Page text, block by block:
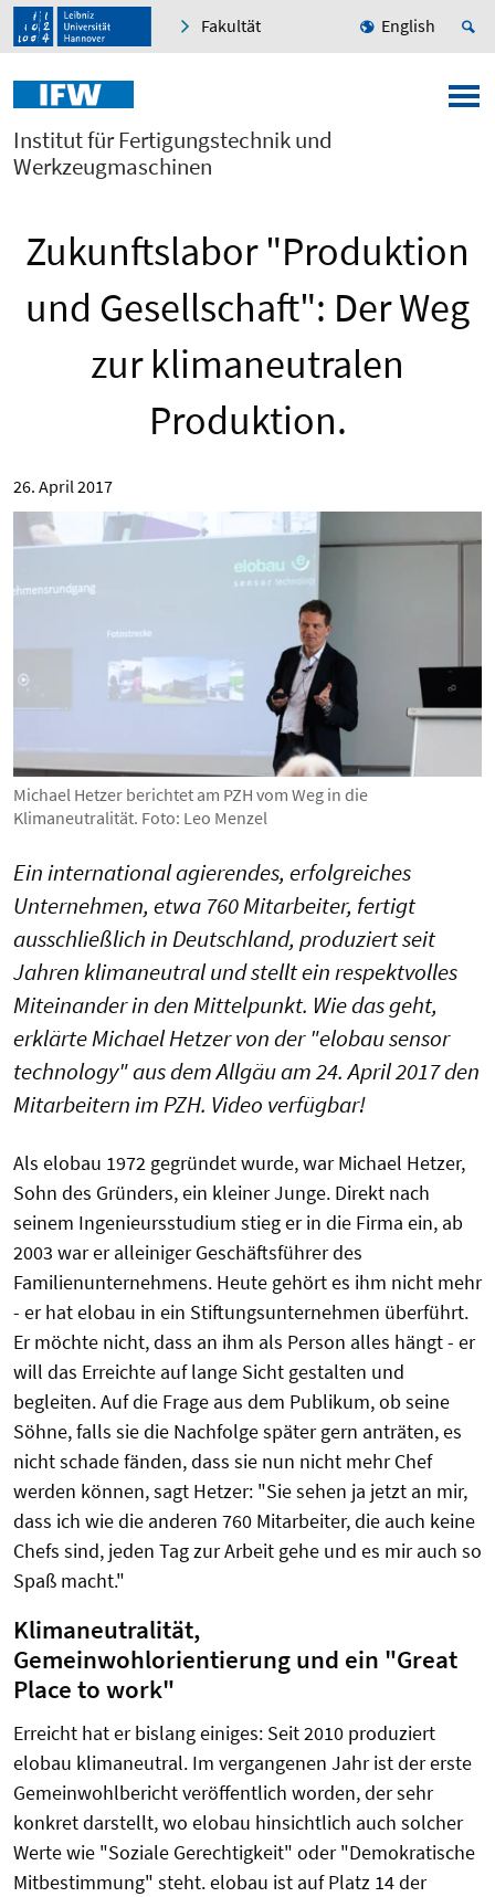
Fakultät English
Institut für Fertigungstechnik und
Werkzeugmaschinen
Zukunftslabor "Produktion
und Gesellschaft": Der Weg
zur klimaneutralen
Produktion.
26. April 2017
Michael Hetzer berichtet am PZH vom Weg in die
Klimaneutralität. Foto: Leo Menzel
Ein international agierendes, erfolgreiches
Unternehmen, etwa 760 Mitarbeiter, fertigt
ausschließlich in Deutschland, produziert seit
Jahren klimaneutral und stellt ein respektvolles
Miteinander in den Mittelpunkt. Wie das geht,
erklärte Michael Hetzer von der "elobau sensor
technology" aus dem Allgäu am 24. April 2017 den
Mitarbeitern im PZH. Video verfügbar!
Als elobau 1972 gegründet wurde, war Michael Hetzer,
Sohn des Gründers, ein kleiner Junge. Direkt nach
seinem Ingenieursstudium stieg er in die Firma ein, ab
2003 war er alleiniger Geschäftsführer des
Familienunternehmens. Heute gehört es ihm nicht mehr
- er hat elobau in ein Stiftungsunternehmen überführt.
Er möchte nicht, dass an ihm als Person alles hängt - er
will das Erreichte auf lange Sicht gestalten und
begleiten. Auf die Frage aus dem Publikum, ob seine
Söhne, falls sie die Nachfolge später gern anträten, es
nicht schade fänden, dass sie nun nicht mehr Chef
werden können, sagt Hetzer: "Sie sehen ja jetzt an mir,
dass ich wie die anderen 760 Mitarbeiter, die auch keine
Chefs sind, jeden Tag zur Arbeit gehe und es mir auch so
Spaß macht."
Klimaneutralität,
Gemeinwohlorientierung und ein "Great
Place to work"
Erreicht hat er bislang einiges: Seit 2010 produziert
elobau klimaneutral. Im vergangenen Jahr ist der erste
Gemeinwohlbericht veröffentlich worden, der sehr
konkret darstellt, wo elobau hinsichtlich auch solcher
Werte wie "Soziale Gerechtigkeit" oder "Demokratische
Mitbestimmung" steht. elobau ist auf Platz 14 der